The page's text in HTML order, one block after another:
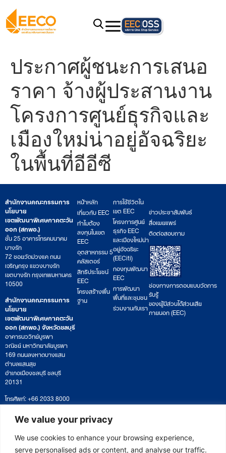
We value your privacy
We use cookies to enhance your browsing experience,
serve personalised ads or content, and analyse our traffic.
ประกาศผู้ชนะการเสนอ
ราคา จ้างผู้ประสานงาน
โครงการศูนย์ธุรกิจและ
เมืองใหม่น่าอยู่อัจฉริยะ
ในพื้นที่อีอีซี
สำนักงานคณะกรรมการ
นโยบาย
เขตพัฒนาพิเศษภาคตะวัน
ออก (สกพอ.)
ชั้น 25 อาคารโทรคมนาคม
บางรัก
72 ซอยวัดม่วงแค ถนน
เจริญกรุง แขวงบางรัก
เขตบางรัก กรุงเทพมหานคร
10500
สำนักงานคณะกรรมการ
นโยบาย
เขตพัฒนาพิเศษภาคตะวัน
ออก (สกพอ.) จังหวัดชลบุรี
อาคารนววิทย์บูรพา
วณิชย์ มหาวิทยาลัยบูรพา
169 ถนนลงหาดบางแสน
ตำบลแสนสุข
อำเภอเมืองชลบุรี ชลบุรี
20131
โทรศัพท์: +66 2033 8000
เวลาทำการ: จันทร์ – ศุกร์
09:00 – 17:00 น.
ติดตามหนังสือหรือยื่นเอกสาร
saraban@eeco.or.th
หน้าหลัก
เกี่ยวกับ EEC
ทำไมต้อง
ลงทุนในเขต
EEC
อุตสาหกรรม 5
คลัสเตอร์
สิทธิประโยชน์
EEC
โครงสร้างพื้น
ฐาน
การใช้ชีวิตใน
เขต EEC
โครงการศูนย์
ธุรกิจ EEC
และเมืองใหม่น่า
อยู่อัจฉริยะ
(EECiti)
กองทุนพัฒนา
EEC
การพัฒนา
พื้นที่และชุมชน
ร่วมงานกับเรา
ข่าวประชาสัมพันธ์
สื่อเผยแพร่
ติดต่อสอบถาม
ช่องทางการตอบแบบวัดการ
รับรู้
ของผู้มีส่วนได้ส่วนเสีย
ภายนอก (EEC)